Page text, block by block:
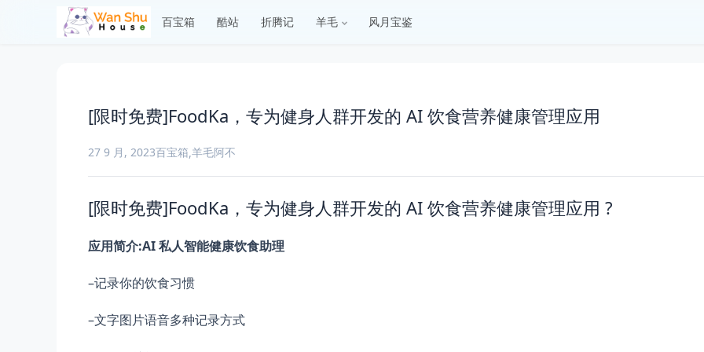
百宝箱 酷站 折腾记 羊毛 风月宝鉴
[限时免费]FoodKa，专为健身人群开发的 AI 饮食营养健康管理应用
27 9 月, 2023百宝箱,羊毛阿不
[限时免费]FoodKa，专为健身人群开发的 AI 饮食营养健康管理应用 ?
应用简介:AI 私人智能健康饮食助理
–记录你的饮食习惯
–文字图片语音多种记录方式